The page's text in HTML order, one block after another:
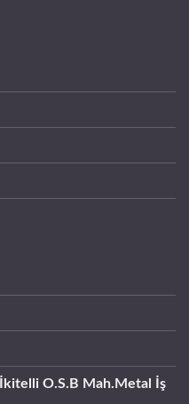
İkitelli O.S.B Mah.Metal İş